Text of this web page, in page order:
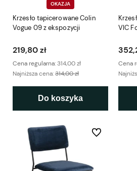
OKAZJA
Krzesło tapicerowane Colin
Vogue 09 z ekspozycji
219,80 zł
Cena regularna:314,00 zł
Najniższa cena:314,00 zł
Do koszyka
VIC
Cena
Do ulubionych